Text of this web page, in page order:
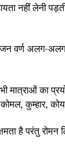
नहीं लेनी
वर्ण अलग-
मात्राओं का
कोमल,कुम्हार,
है परंतु